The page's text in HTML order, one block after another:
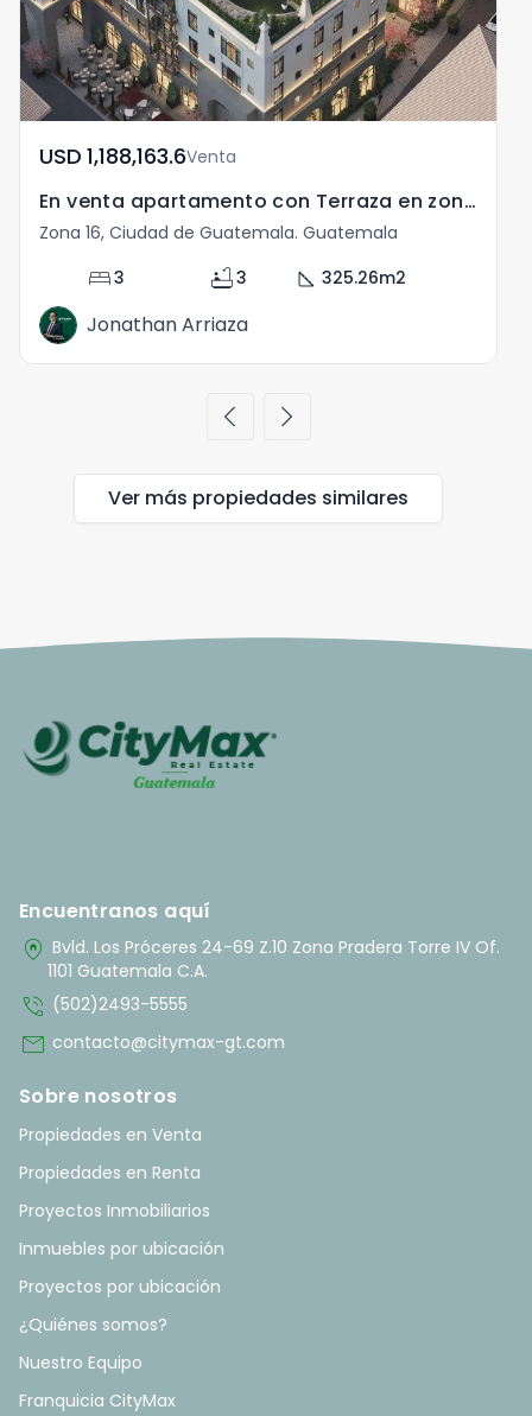
USD	1,188,163.6Venta
En venta apartamento con Terraza en zona 16 Cayala
Zona 16, Ciudad de Guatemala. Guatemala
bed3 bathtub3 square_foot 325.26m2
Jonathan Arriaza
chevron_left chevron_right
Ver más propiedades similares
Encuentranos aquí
home_pin Bvld. Los Próceres 24-69 Z.10 Zona Pradera Torre IV Of.
1101 Guatemala C.A.
phone_in_talk (502)2493-5555
mail contacto@citymax-gt.com
Sobre nosotros
Propiedades en Venta
Propiedades en Renta
Proyectos Inmobiliarios
Inmuebles por ubicación
Proyectos por ubicación
¿Quiénes somos?
Nuestro Equipo
Franquicia CityMax